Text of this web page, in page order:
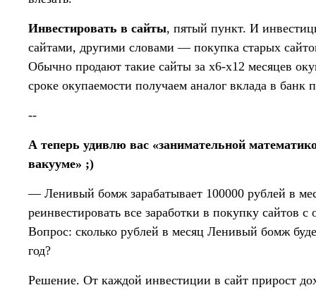
Инвестировать в сайты, пятый пункт. И
сайтами, другими словами — покупка старых
Обычно продают такие сайты за х6-х12 месяцев
сроке окупаемости получаем аналог вклада в банк
--
А теперь удивлю вас «занимательной
вакууме» ;)
— Ленивый бомж зарабатывает 100000 рублей в
реинвестировать все заработки в покупку сайтов
Вопрос: сколько рублей в месяц Ленивый бомж
год?
Решение. От каждой инвестиции в сайт прирост